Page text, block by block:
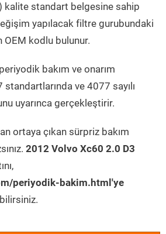
kalite standart belgesine sahip
yapılacak filtre gurubundaki
OEM kodlu bulunur.
bakım ve onarım
ve 4077 sayılı
uyarınca gerçekleştirir.
ortaya çıkan sürpriz bakım
2012 Volvo Xc60 2.0 D3
periyodik-bakim.html'ye